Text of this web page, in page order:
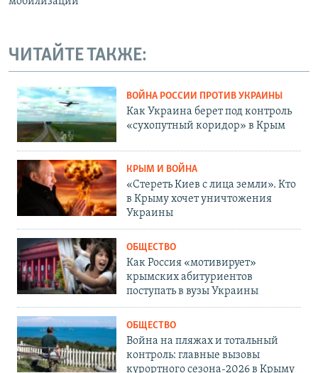
ЧИТАЙТЕ ТАКЖЕ:
ВОЙНА РОССИИ ПРОТИВ УКРАИНЫ
Как Украина берет под контроль
«сухопутный коридор» в Крым
КРЫМ И ВОЙНА
«Стереть Киев с лица земли». Кто
в Крыму хочет уничтожения
Украины
ОБЩЕСТВО
Как Россия «мотивирует»
крымских абитуриентов
поступать в вузы Украины
ОБЩЕСТВО
Война на пляжах и тотальный
контроль: главные вызовы
курортного сезона-2026 в Крыму